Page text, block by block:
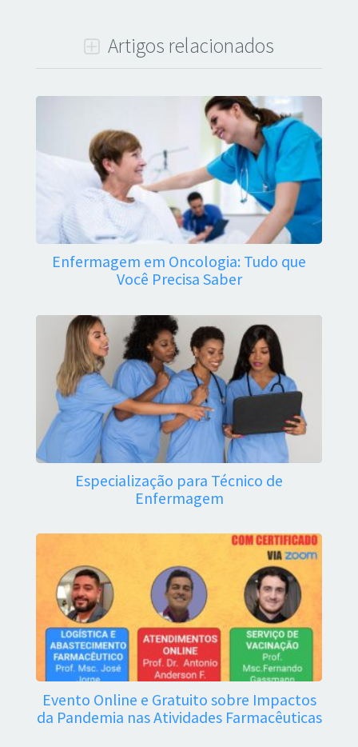
Artigos relacionados
Enfermagem em Oncologia: Tudo que
Você Precisa Saber
Especialização para Técnico de
Enfermagem
Evento Online e Gratuito sobre Impactos
da Pandemia nas Atividades Farmacêuticas